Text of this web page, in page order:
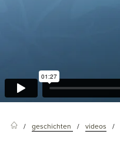
geschichten videos